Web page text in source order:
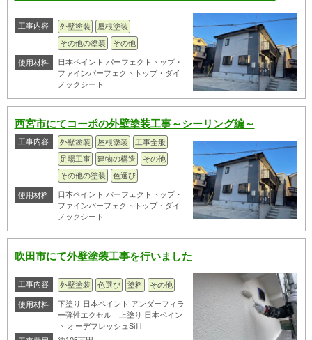
工事内容 外壁塗装
屋根塗装
その他の塗装
その他
使用材料
日本ペイント パーフェクトトップ・
ファインパーフェクトトップ・ダイ
ノックシート
西宮市にてコーポの外壁塗装工事～シーリング編～
工事内容 外壁塗装 屋根塗装
工事全般
足場工事
建物の構造
その他
その他の塗装
色選び
使用材料
日本ペイント パーフェクトトップ・
ファインパーフェクトトップ・ダイ
ノックシート
吹田市にて外壁塗装工事を行いました
工事内容 外壁塗装 色選び 塗料 その他
使用材料
下塗り 日本ペイント アンダーフィラ
ー弾性エクセル 上塗り 日本ペイン
ト オーデフレッシュSiⅢ